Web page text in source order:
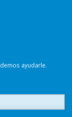
ayudarle.